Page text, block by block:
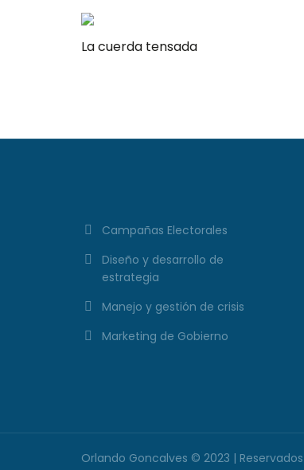
La cuerda tensada
Campañas Electorales
Diseño y desarrollo de
estrategia
Manejo y gestión de crisis
Marketing de Gobierno
Orlando Goncalves © 2023 |